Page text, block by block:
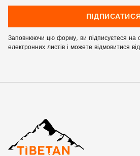
Заповнюючи цю форму, ви підписуєтеся на
електронних листів і можете відмовитися